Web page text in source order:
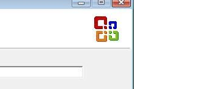
证在不稳定网络上的稳定性、多种认证、邮件展示
管理。
引入黑色主题界面。